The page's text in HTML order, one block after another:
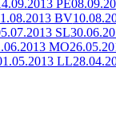
PE
BV
SL
MO
LL